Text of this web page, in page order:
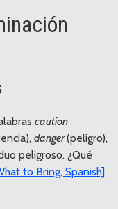
caution
danger(peligro),
peligroso. ¿Qué
to Bring, Spanish]